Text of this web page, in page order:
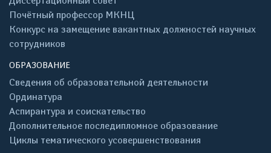
Почётный профессор МКНЦ
Конкурс на замещение вакантных должностей научных
сотрудников
ОБРАЗОВАНИЕ
Сведения об образовательной деятельности
Ординатура
Аспирантура и соискательство
Дополнительное последипломное образование
Циклы тематического усовершенствования